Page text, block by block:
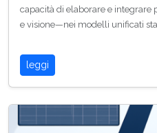
capacità di elaborare e
e visione—nei modelli unificati sta…
leggi